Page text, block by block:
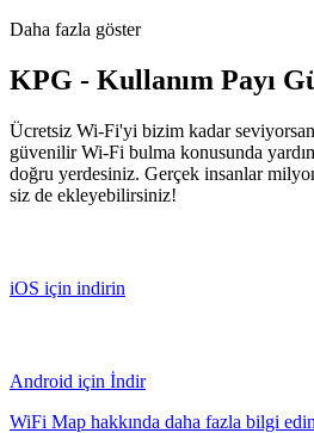
Daha fazla göster
KPG - Kullanım Payı
Ücretsiz Wi-Fi'yi bizim kadar
güvenilir Wi-Fi bulma konusunda
doğru yerdesiniz. Gerçek insanlar
siz de ekleyebilirsiniz!
iOS için indirin
Android için İndir
WiFi Map hakkında daha fazla bilgi